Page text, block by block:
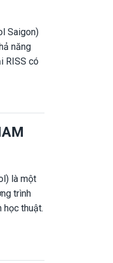
Saigon)
năng
RISS có
trình
là một
trình
học thuật.
năng